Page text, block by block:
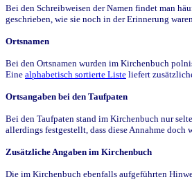
Bei den Schreibweisen der Namen findet man
geschrieben, wie sie noch in der Erinnerung
Ortsnamen
Bei den Ortsnamen wurden im Kirchenbuch
Eine alphabetisch sortierte Liste liefert
Ortsangaben bei den Taufpaten
Bei den Taufpaten stand im Kirchenbuch nur
allerdings festgestellt, dass diese Annahme
Zusätzliche Angaben im Kirchenbuch
Die im Kirchenbuch ebenfalls aufgeführten